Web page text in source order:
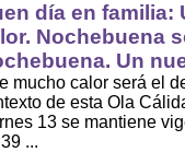
día en familia:
Nochebuena
Un
mucho calor será el
de esta Ola
13 se mantiene
...